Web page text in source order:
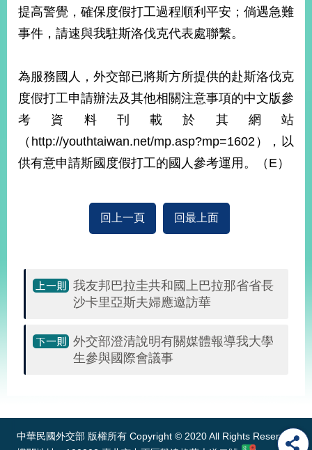
國
家
與
區
國
際
播
務
部
網
站
提高警覺，確保度假打工過程順利平安；倘遇急難
事件，請速與我駐斯洛伐克代表處聯繫。
為服務國人，外交部已將斯方所提供的赴斯洛伐克
度假打工申請辦法及其他相關注意事項的中文版參
考資料刊載於其網站
（http://youthtaiwan.net/mp.asp?mp=1602），以
供有意申請斯國度假打工的國人參考運用。（E）
回上一頁 回最上面
我友邦巴拉圭共和國上巴拉那省省長
沙卡里亞斯夫婦應邀訪華
外交部澄清說明有關媒體報導我大學
生參與國際會議事
中華民國外交部 版權所有 Copyright © 2020 All Rights Reserved